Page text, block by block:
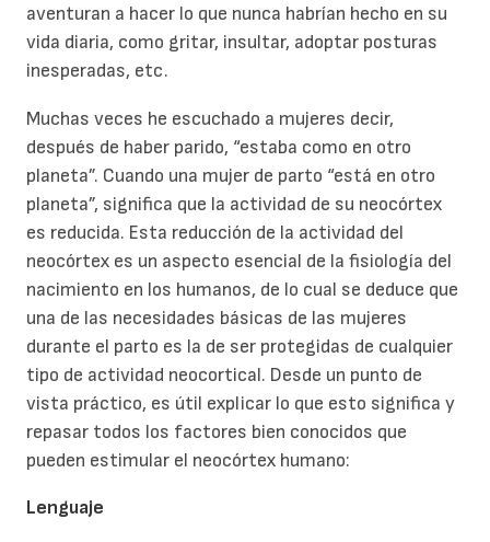
aventuran a hacer lo que nunca habrían hecho en su
vida diaria, como gritar, insultar, adoptar posturas
inesperadas, etc.
Muchas veces he escuchado a mujeres decir,
después de haber parido, “estaba como en otro
planeta”. Cuando una mujer de parto “está en otro
planeta”, significa que la actividad de su neocórtex
es reducida. Esta reducción de la actividad del
neocórtex es un aspecto esencial de la fisiología del
nacimiento en los humanos, de lo cual se deduce que
una de las necesidades básicas de las mujeres
durante el parto es la de ser protegidas de cualquier
tipo de actividad neocortical. Desde un punto de
vista práctico, es útil explicar lo que esto significa y
repasar todos los factores bien conocidos que
pueden estimular el neocórtex humano:
Lenguaje